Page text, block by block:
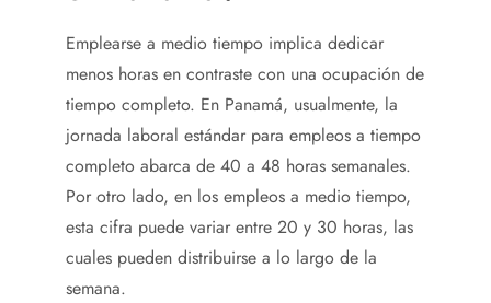
Emplearse a medio tiempo implica dedicar
menos horas en contraste con una ocupación de
tiempo completo. En Panamá, usualmente, la
jornada laboral estándar para empleos a tiempo
completo abarca de 40 a 48 horas semanales.
Por otro lado, en los empleos a medio tiempo,
esta cifra puede variar entre 20 y 30 horas, las
cuales pueden distribuirse a lo largo de la
semana.